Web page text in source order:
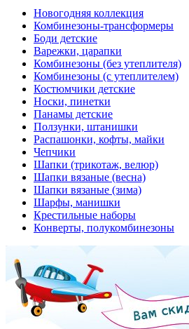
Новогодняя коллекция
Комбинезоны-трансформеры
Боди детские
Варежки, царапки
Комбинезоны (без утеплителя)
Комбинезоны (с утеплителем)
Костюмчики детские
Носки, пинетки
Панамы детские
Ползунки, штанишки
Распашонки, кофты, майки
Чепчики
Шапки (трикотаж, велюр)
Шапки вязаные (весна)
Шапки вязаные (зима)
Шарфы, манишки
Крестильные наборы
Конверты, полукомбинезоны